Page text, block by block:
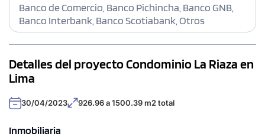
Banco de Comercio, Banco Pichincha, Banco GNB,
Banco Interbank, Banco Scotiabank, Otros
Detalles del proyecto Condominio La Riaza en
Lima
30/04/2023 926.96 a 1500.39 m2 total
Inmobiliaria